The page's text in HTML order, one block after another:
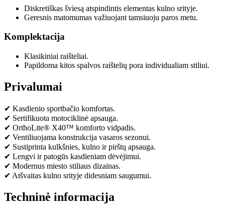
Diskretiškas šviesą atspindintis elementas kulno srityje.
Geresnis matomumas važiuojant tamsiuoju paros metu.
Komplektacija
Klasikiniai raišteliai.
Papildoma kitos spalvos raištelių pora individualiam stiliui.
Privalumai
✔ Kasdienio sportbačio komfortas.
✔ Sertifikuota motociklinė apsauga.
✔ OrthoLite® X40™ komforto vidpadis.
✔ Ventiliuojama konstrukcija vasaros sezonui.
✔ Sustiprinta kulkšnies, kulno ir pirštų apsauga.
✔ Lengvi ir patogūs kasdieniam dėvėjimui.
✔ Modernus miesto stiliaus dizainas.
✔ Atšvaitas kulno srityje didesniam saugumui.
Techninė informacija